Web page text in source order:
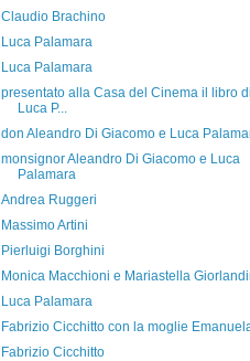
Claudio Brachino
Luca Palamara
Luca Palamara
presentato alla Casa del Cinema il libro di
Luca P...
don Aleandro Di Giacomo e Luca
monsignor Aleandro Di Giacomo e Luca
Palamara
Andrea Ruggeri
Massimo Artini
Pierluigi Borghini
Monica Macchioni e Mariastella
Luca Palamara
Fabrizio Cicchitto con la moglie
Fabrizio Cicchitto